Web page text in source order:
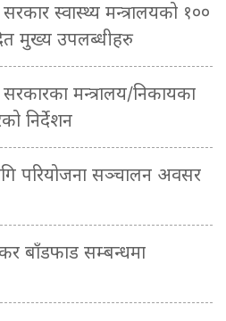
स्वास्थ्य मन्त्रालयको १००
मुख्य उपलब्धीहरु
मन्त्रालय/निकायका
निर्देशन
परियोजना सञ्चालन अवसर
बाँडफाड सम्बन्धमा